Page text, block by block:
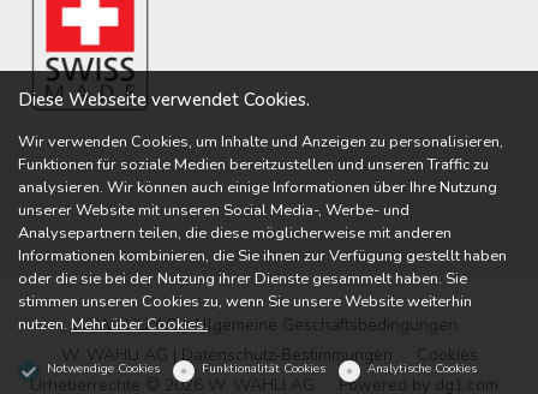
W. WAHLI AG | Allgemeine Geschäftsbedingungen
W. WAHLI AG | Datenschutz-Bestimmungen
Cookies
Urheberrechte © 2026 W. WAHLI AG
Powered by dg1.com
Diese Webseite verwendet Cookies.
Wir verwenden Cookies, um Inhalte und Anzeigen zu personalisieren,
Funktionen für soziale Medien bereitzustellen und unseren Traffic zu
analysieren. Wir können auch einige Informationen über Ihre Nutzung
unserer Website mit unseren Social Media-, Werbe- und
Analysepartnern teilen, die diese möglicherweise mit anderen
Informationen kombinieren, die Sie ihnen zur Verfügung gestellt haben
oder die sie bei der Nutzung ihrer Dienste gesammelt haben. Sie
stimmen unseren Cookies zu, wenn Sie unsere Website weiterhin
nutzen. Mehr über Cookies.
Notwendige Cookies Funktionalität Cookies Analytische Cookies